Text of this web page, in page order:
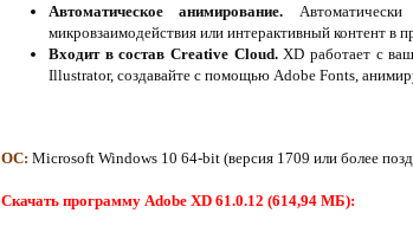
Автоматическое анимирование.
микровзаимодействия или интерактивный контент в
Входит в состав Creative Cloud.XD работает с
Illustrator, создавайте с помощью Adobe Fonts,
ОС: Microsoft Windows 10 64-bit (версия 1709 или более
Скачать программу Adobe XD 61.0.12 (614,94 МБ):